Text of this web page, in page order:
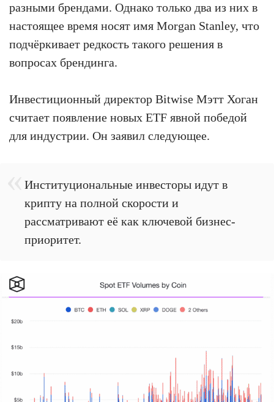
разными брендами. Однако только два из них в
настоящее время носят имя Morgan Stanley, что
подчёркивает редкость такого решения в
вопросах брендинга.
Инвестиционный директор Bitwise Мэтт Хоган
считает появление новых ETF явной победой
для индустрии. Он заявил следующее.
Институциональные инвесторы идут в
крипту на полной скорости и
рассматривают её как ключевой бизнес-
приоритет.